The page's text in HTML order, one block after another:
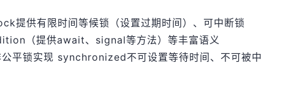
提供有限时间等候锁（设置过期时间）、可中断锁
（提供await、signal等方法）等丰富语义
平锁实现 synchronized不可设置等待时间、不可被中